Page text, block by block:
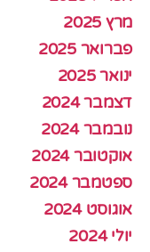
מרץ 2025
פברואר 2025
ינואר 2025
דצמבר 2024
נובמבר 2024
אוקטובר 2024
ספטמבר 2024
אוגוסט 2024
יולי 2024